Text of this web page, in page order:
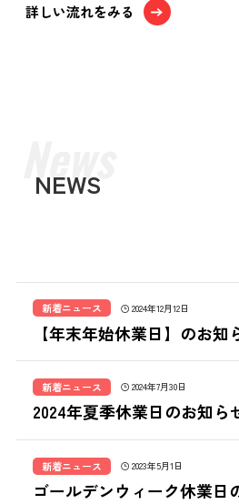
詳しい流れをみる
NEWS
2024年12月12日
新着ニュース
【年末年始休業日】のお知
2024年7月30日
新着ニュース
2024年夏季休業日のお知ら
2023年5月1日
新着ニュース
ゴールデンウィーク休業日